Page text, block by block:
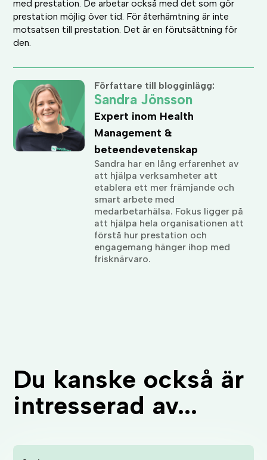
med prestation. De arbetar också med det som gör
prestation möjlig över tid. För återhämtning är inte
motsatsen till prestation. Det är en förutsättning för
den.
Författare till blogginlägg:
Sandra Jönsson
Expert inom Health
Management &
beteendevetenskap
Sandra har en lång erfarenhet av
att hjälpa verksamheter att
etablera ett mer främjande och
smart arbete med
medarbetarhälsa. Fokus ligger på
att hjälpa hela organisationen att
förstå hur prestation och
engagemang hänger ihop med
frisknärvaro.
Du kanske också är
intresserad av...